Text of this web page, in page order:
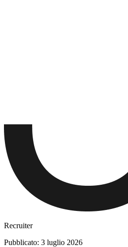
Recruiter
Pubblicato: 3 luglio 2026